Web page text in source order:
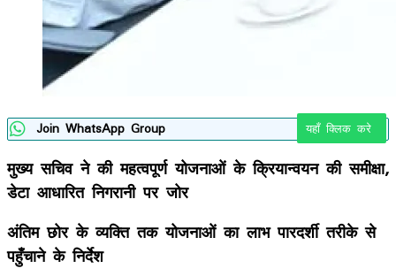
Join WhatsApp Group यहाँ क्लिक करे
मुख्य सचिव ने की महत्वपूर्ण योजनाओं के क्रियान्वयन की समीक्षा,
डेटा आधारित निगरानी पर जोर
अंतिम छोर के व्यक्ति तक योजनाओं का लाभ पारदर्शी तरीके से
पहुँचाने के निर्देश